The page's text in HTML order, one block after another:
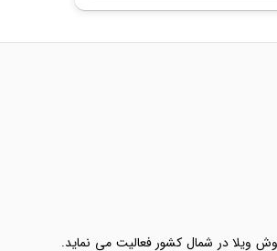
ویلا در شمال کشور فعالیت می نماید.